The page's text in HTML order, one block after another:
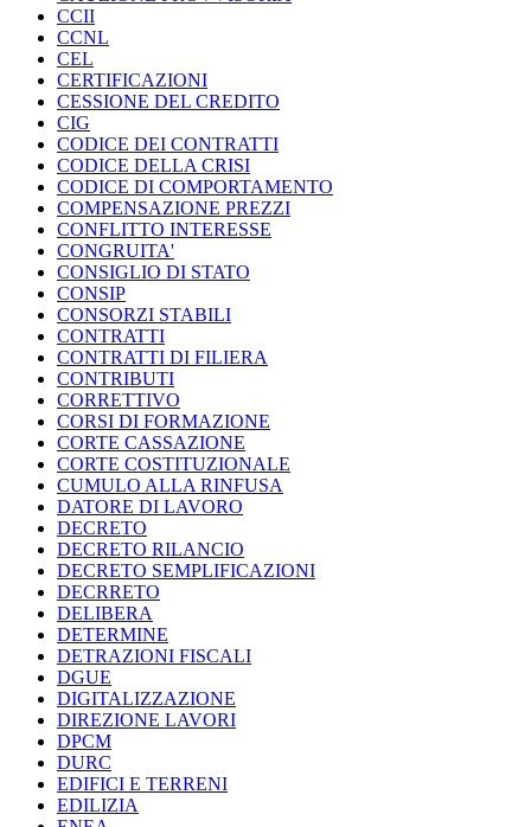
CCII
CCNL
CEL
CERTIFICAZIONI
CESSIONE DEL CREDITO
CIG
CODICE DEI CONTRATTI
CODICE DELLA CRISI
CODICE DI COMPORTAMENTO
COMPENSAZIONE PREZZI
CONFLITTO INTERESSE
CONGRUITA'
CONSIGLIO DI STATO
CONSIP
CONSORZI STABILI
CONTRATTI
CONTRATTI DI FILIERA
CONTRIBUTI
CORRETTIVO
CORSI DI FORMAZIONE
CORTE CASSAZIONE
CORTE COSTITUZIONALE
CUMULO ALLA RINFUSA
DATORE DI LAVORO
DECRETO
DECRETO RILANCIO
DECRETO SEMPLIFICAZIONI
DECRRETO
DELIBERA
DETERMINE
DETRAZIONI FISCALI
DGUE
DIGITALIZZAZIONE
DIREZIONE LAVORI
DPCM
DURC
EDIFICI E TERRENI
EDILIZIA